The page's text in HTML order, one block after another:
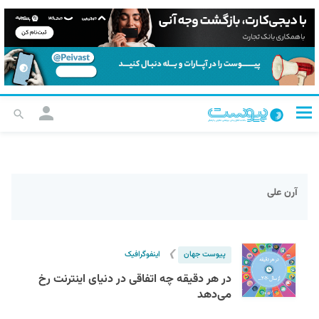
آرن علی
پیوست جهان ❯ اینفوگرافیک
در هر دقیقه چه اتفاقی در دنیای اینترنت رخ
می‌دهد